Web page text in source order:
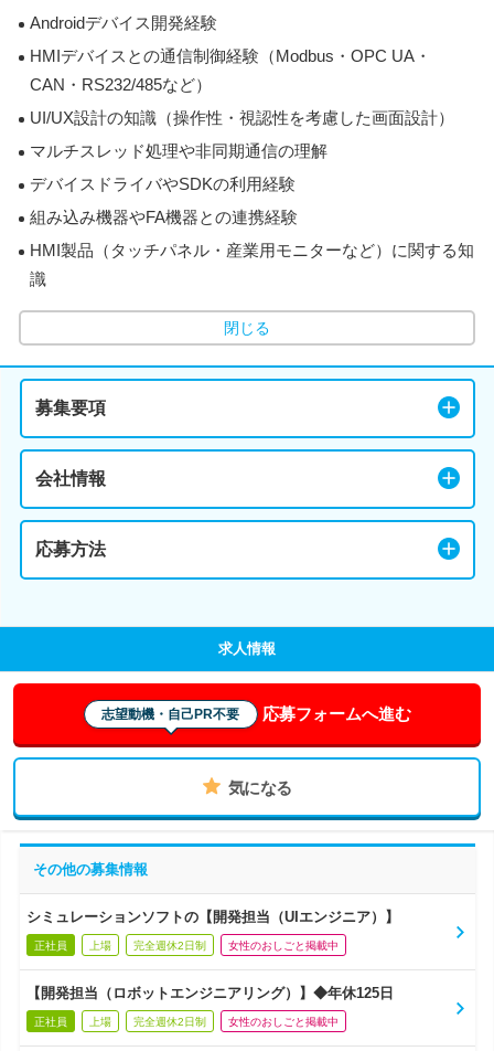
Androidデバイス開発経験
HMIデバイスとの通信制御経験（Modbus・OPC UA・
CAN・RS232/485など）
UI/UX設計の知識（操作性・視認性を考慮した画面設計）
マルチスレッド処理や非同期通信の理解
デバイスドライバやSDKの利用経験
組み込み機器やFA機器との連携経験
HMI製品（タッチパネル・産業用モニターなど）に関する知
識
閉じる
募集要項
会社情報
応募方法
求人情報
志望動機・自己PR不要 応募フォームへ進む
気になる
その他の募集情報
シミュレーションソフトの【開発担当（UIエンジニア）】
正社員 上場 完全週休2日制 女性のおしごと掲載中
【開発担当（ロボットエンジニアリング）】◆年休125日
正社員 上場 完全週休2日制 女性のおしごと掲載中